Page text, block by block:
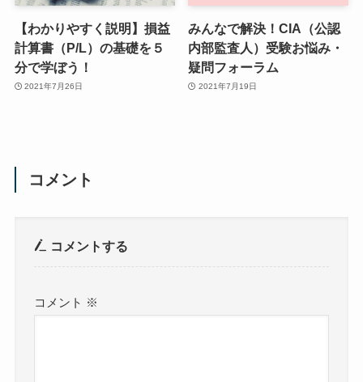
【わかりやすく説明】損益
計算書（P/L）の基礎を５
分で学ぼう！
2021年7月26日
みんなで解決！CIA（公認
内部監査人）受験お悩み・
疑問フォーラム
2021年7月19日
コメント
コメントする
コメント ※